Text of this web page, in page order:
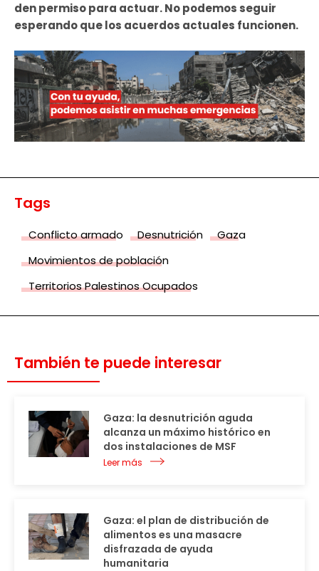
den permiso para actuar. No podemos seguir
esperando que los acuerdos actuales funcionen.
Tags
Conflicto armado Desnutrición
Gaza
Movimientos de población
Territorios Palestinos Ocupados
También te puede interesar
Gaza: la desnutrición aguda
alcanza un máximo histórico en
dos instalaciones de MSF
Leer más
Gaza: el plan de distribución de
alimentos es una masacre
disfrazada de ayuda
humanitaria